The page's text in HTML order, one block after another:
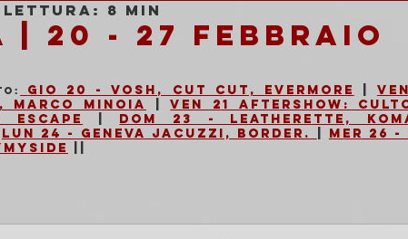
| 20 - 27 Febbraio
lettura: 8 min
Gio 20 - Vosh, Cut Cut, Evermore
Marco Minoia
| Ven 21 Aftershow:
Dom 23 - Leatherette,
Lun 24 - Geneva Jacuzzi, Border. Mer 26 -